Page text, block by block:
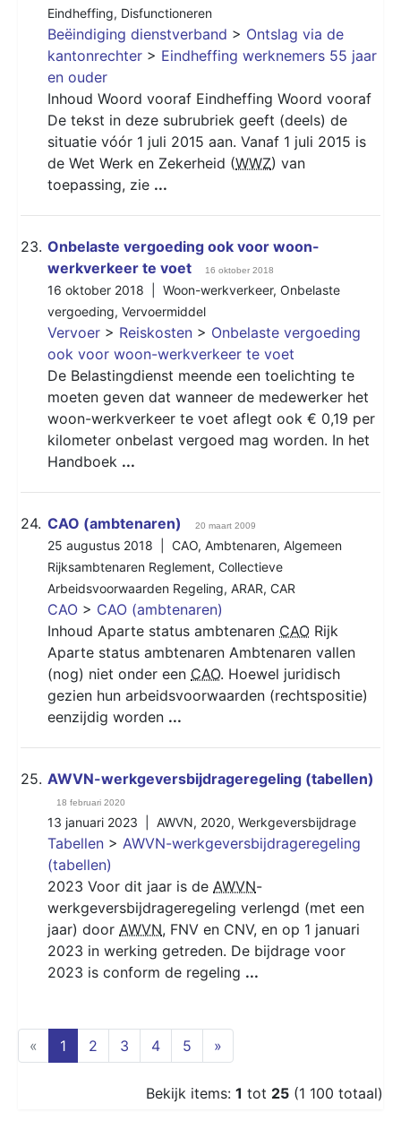
Eindheffing, Disfunctioneren
Beëindiging dienstverband > Ontslag via de
kantonrechter > Eindheffing werknemers 55 jaar
en ouder
Inhoud Woord vooraf Eindheffing Woord vooraf
De tekst in deze subrubriek geeft (deels) de
situatie vóór 1 juli 2015 aan. Vanaf 1 juli 2015 is
de Wet Werk en Zekerheid (WWZ) van
toepassing, zie ...
23. Onbelaste vergoeding ook voor woon-
werkverkeer te voet
16 oktober 2018
16 oktober 2018 | Woon-werkverkeer, Onbelaste
vergoeding, Vervoermiddel
Vervoer > Reiskosten > Onbelaste vergoeding
ook voor woon-werkverkeer te voet
De Belastingdienst meende een toelichting te
moeten geven dat wanneer de medewerker het
woon-werkverkeer te voet aflegt ook € 0,19 per
kilometer onbelast vergoed mag worden. In het
Handboek ...
24. CAO (ambtenaren) 20 maart 2009
25 augustus 2018 | CAO, Ambtenaren, Algemeen
Rijksambtenaren Reglement, Collectieve
Arbeidsvoorwaarden Regeling, ARAR, CAR
CAO > CAO (ambtenaren)
Inhoud Aparte status ambtenaren CAO Rijk
Aparte status ambtenaren Ambtenaren vallen
(nog) niet onder een CAO. Hoewel juridisch
gezien hun arbeidsvoorwaarden (rechtspositie)
eenzijdig worden ...
25. AWVN-werkgeversbijdrageregeling (tabellen)
18 februari 2020
13 januari 2023 | AWVN, 2020, Werkgeversbijdrage
Tabellen > AWVN-werkgeversbijdrageregeling
(tabellen)
2023 Voor dit jaar is de AWVN-
werkgeversbijdrageregeling verlengd (met een
jaar) door AWVN, FNV en CNV, en op 1 januari
2023 in werking getreden. De bijdrage voor
2023 is conform de regeling ...
« 1 (current)
2 3 4 5 »
Bekijk items: 1 tot 25 (1 100 totaal)